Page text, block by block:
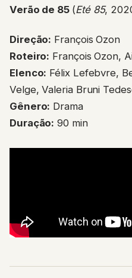
Verão de 85 (Eté 85,
Direção: François Ozon
Roteiro: François Ozon,
Elenco: Félix Lefebvre,
Velge, Valeria Bruni
Gênero: Drama
Duração: 90 min